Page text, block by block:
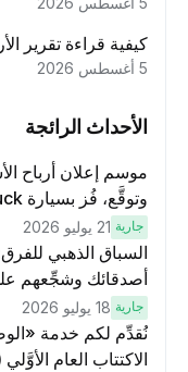
كيفية قراءة تقرير
الأحداث الرائجة
موسم إعلان أرباح
وتوقَّع، فُز بسيارة Cybertruck!
جارية 21 يوليو 2026
السباق الذهبي للفرق:
لكسَب مكافآت مُضاعَفة
جارية 18 يوليو 2026
نُقدِّم لكم خدمة